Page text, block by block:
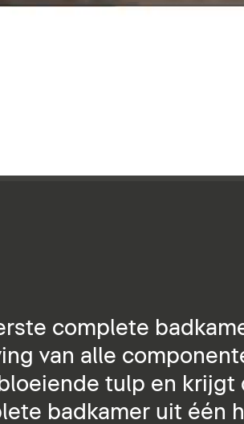
complete
van alle
tulp en krijgt
badkamer uit één